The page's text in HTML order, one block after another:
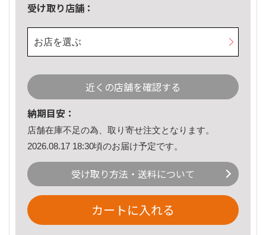
受け取り店舗：
お店を選ぶ
近くの店舗を確認する
納期目安：
店舗在庫不足の為、取り寄せ注文となります。
2026.08.17 18:30頃のお届け予定です。
受け取り方法・送料について
カートに入れる